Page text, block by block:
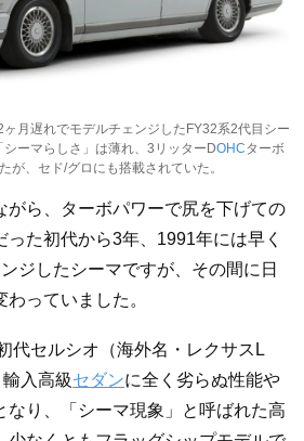
月遅れでモデルチェンジしたFY32系2代目シー
ーマらしさ」は薄れ、3リッターDOHCターボ
が、セド/グロにも搭載されていた。
がら、ターボパワーで尻を下げての
た初代から3年、1991年には早く
ジしたシーマですが、その間に日
っていました。
代セルシオ（海外名・レクサスL
入高級セダンに全く劣らぬ性能や
なり、「シーマ現象」と呼ばれた高